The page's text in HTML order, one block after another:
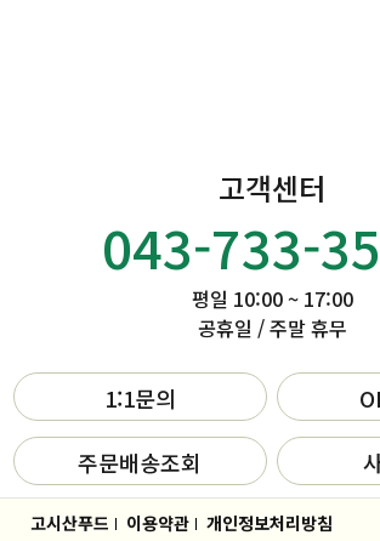
고객센터
043-733-
평일 10:00 ~ 17:00
공휴일 / 주말 휴무
1:1문의
주문배송조회
고시산푸드 이용약관
개인정보처리방침